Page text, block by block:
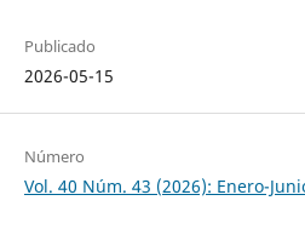
Publicado
2026-05-15
Número
Vol. 40 Núm. 43 (2026): Enero-